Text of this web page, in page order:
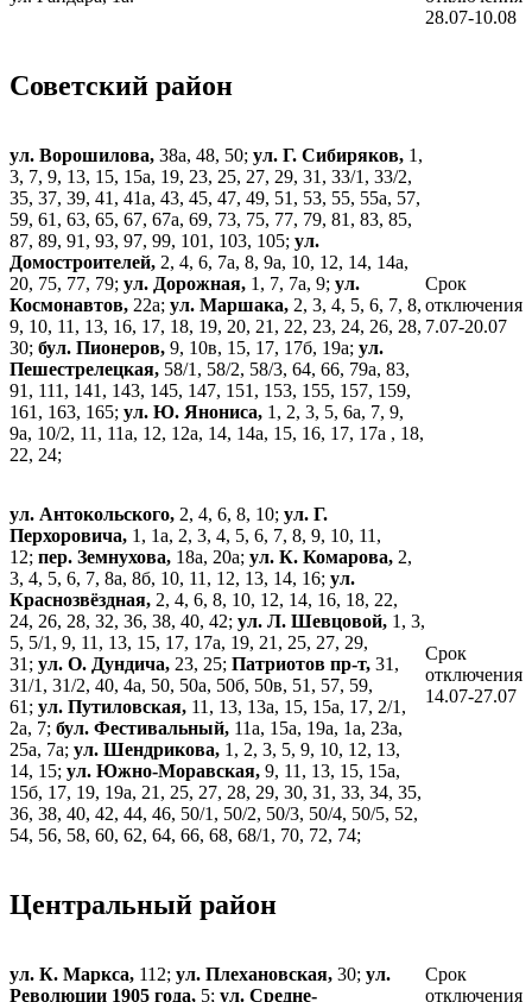
28.07-10.08
Советский район
ул. Ворошилова, 38а, 48, 50; ул. Г. Сибиряков, 1,
3, 7, 9, 13, 15, 15а, 19, 23, 25, 27, 29, 31, 33/1, 33/2,
35, 37, 39, 41, 41а, 43, 45, 47, 49, 51, 53, 55, 55а, 57,
59, 61, 63, 65, 67, 67а, 69, 73, 75, 77, 79, 81, 83, 85,
87, 89, 91, 93, 97, 99, 101, 103, 105; ул.
Домостроителей, 2, 4, 6, 7а, 8, 9а, 10, 12, 14, 14а,
20, 75, 77, 79; ул. Дорожная, 1, 7, 7а, 9; ул.
Космонавтов, 22а; ул. Маршака, 2, 3, 4, 5, 6, 7, 8,
9, 10, 11, 13, 16, 17, 18, 19, 20, 21, 22, 23, 24, 26, 28,
30; бул. Пионеров, 9, 10в, 15, 17, 17б, 19а; ул.
Пешестрелецкая, 58/1, 58/2, 58/3, 64, 66, 79а, 83,
91, 111, 141, 143, 145, 147, 151, 153, 155, 157, 159,
161, 163, 165; ул. Ю. Янониса, 1, 2, 3, 5, 6а, 7, 9,
9а, 10/2, 11, 11а, 12, 12а, 14, 14а, 15, 16, 17, 17а , 18,
22, 24;
Срок
отключения
7.07-20.07
ул. Антокольского, 2, 4, 6, 8, 10; ул. Г.
Перхоровича, 1, 1а, 2, 3, 4, 5, 6, 7, 8, 9, 10, 11,
12; пер. Земнухова, 18а, 20а; ул. К. Комарова, 2,
3, 4, 5, 6, 7, 8а, 8б, 10, 11, 12, 13, 14, 16; ул.
Краснозвёздная, 2, 4, 6, 8, 10, 12, 14, 16, 18, 22,
24, 26, 28, 32, 36, 38, 40, 42; ул. Л. Шевцовой, 1, 3,
5, 5/1, 9, 11, 13, 15, 17, 17а, 19, 21, 25, 27, 29,
31; ул. О. Дундича, 23, 25; Патриотов пр-т, 31,
31/1, 31/2, 40, 4а, 50, 50а, 50б, 50в, 51, 57, 59,
61; ул. Путиловская, 11, 13, 13а, 15, 15а, 17, 2/1,
2а, 7; бул. Фестивальный, 11а, 15а, 19а, 1а, 23а,
25а, 7а; ул. Шендрикова, 1, 2, 3, 5, 9, 10, 12, 13,
14, 15; ул. Южно-Моравская, 9, 11, 13, 15, 15а,
15б, 17, 19, 19а, 21, 25, 27, 28, 29, 30, 31, 33, 34, 35,
36, 38, 40, 42, 44, 46, 50/1, 50/2, 50/3, 50/4, 50/5, 52,
54, 56, 58, 60, 62, 64, 66, 68, 68/1, 70, 72, 74;
Срок
отключения
14.07-27.07
Центральный район
ул. К. Маркса, 112; ул. Плехановская, 30; ул.
Революции 1905 года, 5; ул. Средне-
Срок
отключения